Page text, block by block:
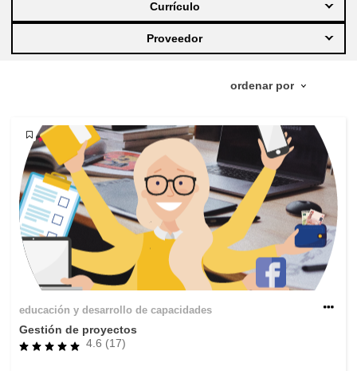
educación y desarrollo de capacidades
empleo, comercio y economía
cadena y seguridad alimenticias
fragilidad, situaciones de crisis y
resiliencia
género, desigualdad e inclusión
lenguas y cultura
justicia, derechos humanos y
Currículo
Proveedor
educación y desarrollo de capacidades
Gestión de proyectos
4.6 (17)